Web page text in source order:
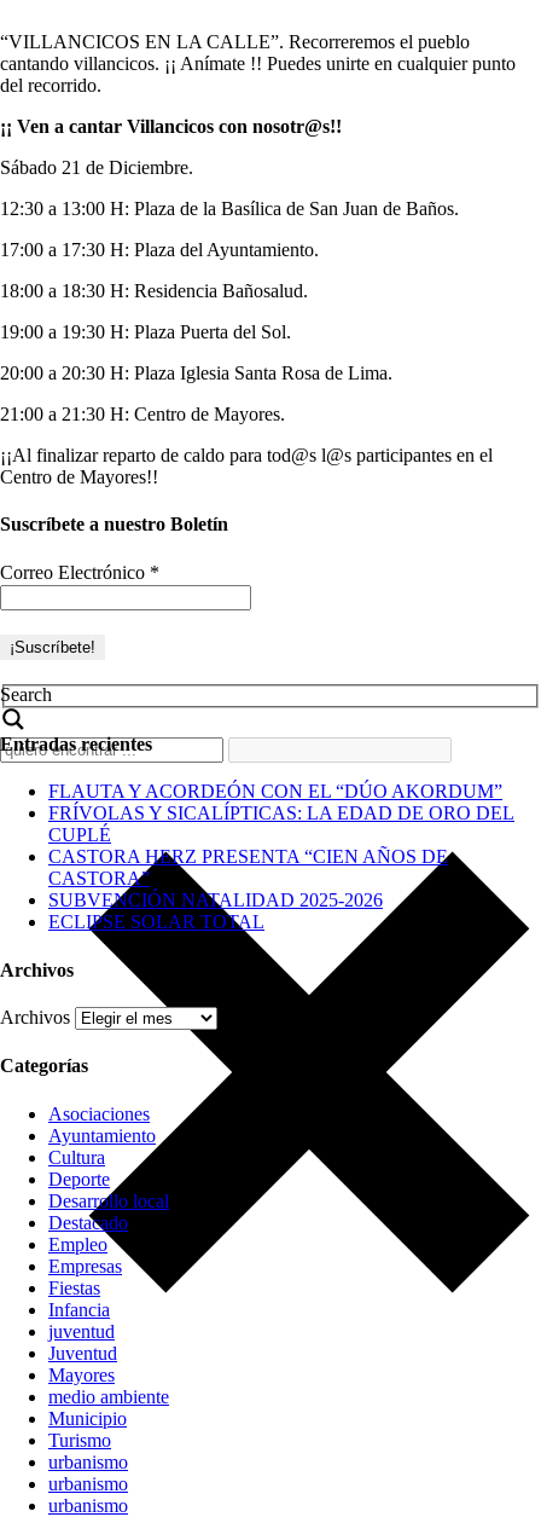
“VILLANCICOS EN LA CALLE”. Recorreremos el pueblo
cantando villancicos. ¡¡ Anímate !! Puedes unirte en cualquier punto
del recorrido.
¡¡ Ven a cantar Villancicos con nosotr@s!!
Sábado 21 de Diciembre.
12:30 a 13:00 H: Plaza de la Basílica de San Juan de Baños.
17:00 a 17:30 H: Plaza del Ayuntamiento.
18:00 a 18:30 H: Residencia Bañosalud.
19:00 a 19:30 H: Plaza Puerta del Sol.
20:00 a 20:30 H: Plaza Iglesia Santa Rosa de Lima.
21:00 a 21:30 H: Centro de Mayores.
¡¡Al finalizar reparto de caldo para tod@s l@s participantes en el
Centro de Mayores!!
Suscríbete a nuestro Boletín
Correo Electrónico *
Search
Entradas recientes
FLAUTA Y ACORDEÓN CON EL “DÚO AKORDUM”
FRÍVOLAS Y SICALÍPTICAS: LA EDAD DE ORO DEL
CUPLÉ
CASTORA HERZ PRESENTA “CIEN AÑOS DE
CASTORA”
SUBVENCIÓN NATALIDAD 2025-2026
ECLIPSE SOLAR TOTAL
Archivos
Archivos
Categorías
Asociaciones
Ayuntamiento
Cultura
Deporte
Desarrollo local
Destacado
Empleo
Empresas
Fiestas
Infancia
juventud
Juventud
Mayores
medio ambiente
Municipio
Turismo
urbanismo
urbanismo
urbanismo